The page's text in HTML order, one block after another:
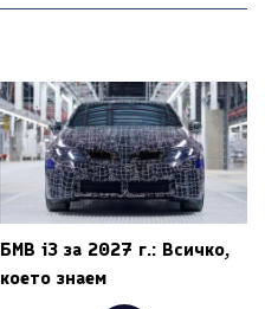
БМВ i3 за 2027 г.: Всичко,
което знаем